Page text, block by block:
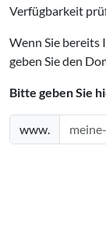
Verfügbarkeit
Wenn Sie bereits
geben Sie den
Bitte geben Sie
www.